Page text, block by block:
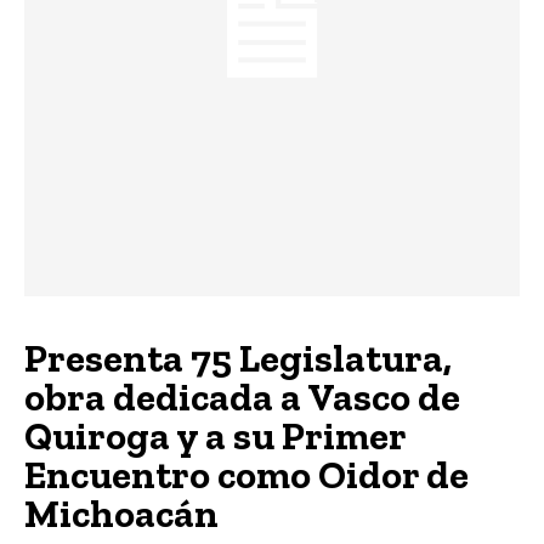
Presenta 75 Legislatura,
obra dedicada a Vasco de
Quiroga y a su Primer
Encuentro como Oidor de
Michoacán